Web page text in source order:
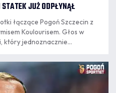
JUŻ ODPŁYNĄŁ
łączące Pogoń Szczecin z
Koulourisem. Głos w
który jednoznacznie